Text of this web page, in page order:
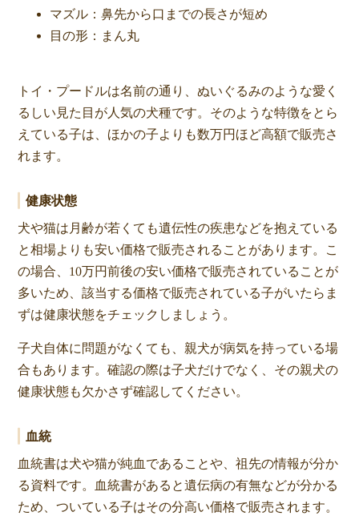
マズル：鼻先から口までの長さが短め
目の形：まん丸
トイ・プードルは名前の通り、ぬいぐるみのような愛く
るしい見た目が人気の犬種です。そのような特徴をとら
えている子は、ほかの子よりも数万円ほど高額で販売さ
れます。
健康状態
犬や猫は月齢が若くても遺伝性の疾患などを抱えている
と相場よりも安い価格で販売されることがあります。こ
の場合、10万円前後の安い価格で販売されていることが
多いため、該当する価格で販売されている子がいたらま
ずは健康状態をチェックしましょう。
子犬自体に問題がなくても、親犬が病気を持っている場
合もあります。確認の際は子犬だけでなく、その親犬の
健康状態も欠かさず確認してください。
血統
血統書は犬や猫が純血であることや、祖先の情報が分か
る資料です。血統書があると遺伝病の有無などが分かる
ため、ついている子はその分高い価格で販売されます。